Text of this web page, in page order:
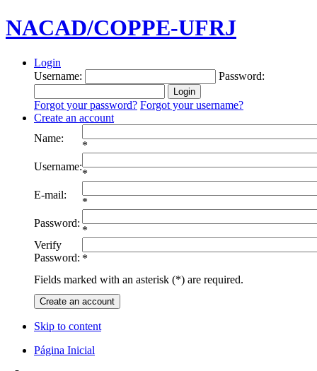
NACAD/COPPE-UFRJ
Login
Username:
Password:
Forgot your password? Forgot your username?
Create an account
Name:
*
Username:
*
E-mail:
*
Password:
*
Verify
Password: *
Fields marked with an asterisk (*) are required.
Create an account
Skip to content
Página Inicial